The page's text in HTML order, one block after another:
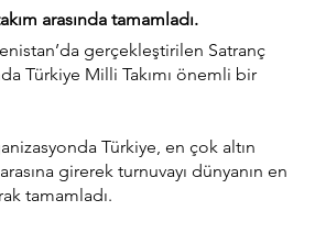
arasında tamamladı.
gerçekleştirilen Satranç
Türkiye Milli Takımı önemli bir
Türkiye, en çok altın
girerek turnuvayı dünyanın en
tamamladı.